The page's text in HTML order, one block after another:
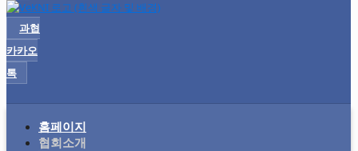
과협
카카오
톡
홈페이지
협회소개